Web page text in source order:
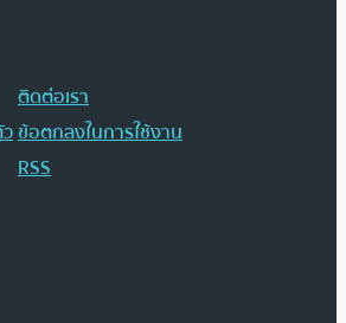
ติดต่อเรา
ข้อตกลงในการใช้งาน
RSS